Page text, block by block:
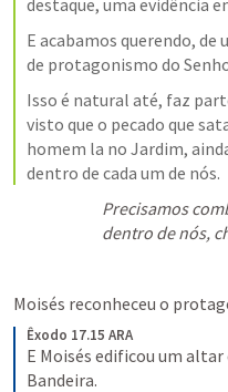
destaque, uma evidência
E acabamos querendo,
de protagonismo do
Isso é natural até, faz
visto que o pecado que
homem la no Jardim,
dentro de cada um de nós.
Precisamos
dentro de nós,
Moisés reconheceu o
Êxodo 17.15 ARA
E Moisés edificou um altar
Bandeira.